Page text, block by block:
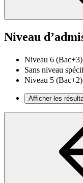
Niveau
Niveau 6 (Bac+3)
Sans niveau
Niveau 5 (Bac+2)
Afficher les